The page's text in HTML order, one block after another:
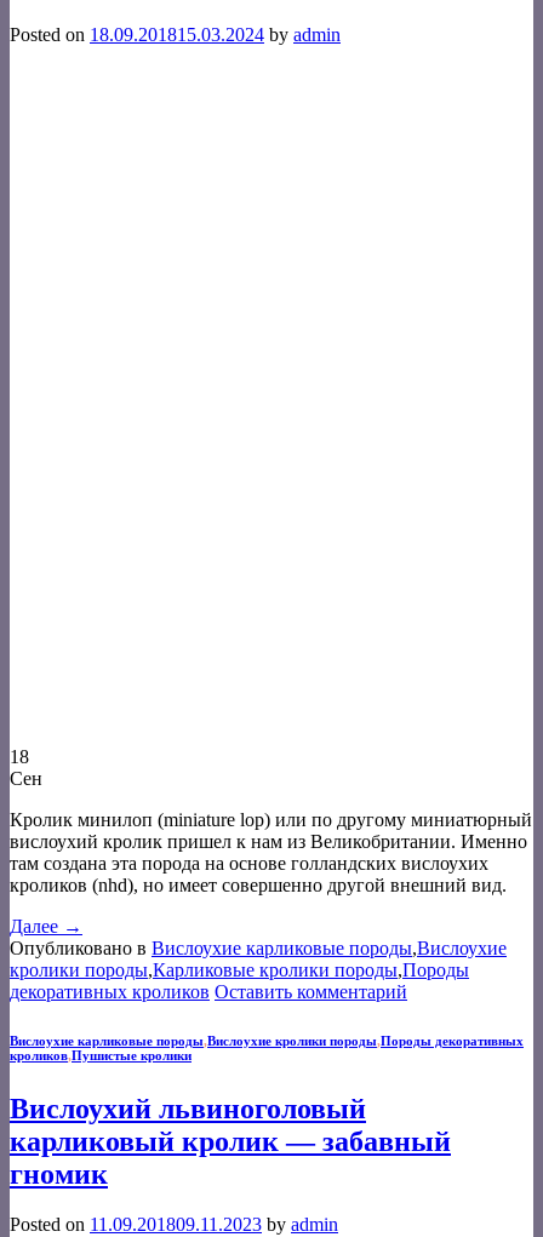
Posted on 18.09.201815.03.2024 by admin
18
Сен
Кролик минилоп (miniature lop) или по другому миниатюрный
вислоухий кролик пришел к нам из Великобритании. Именно
там создана эта порода на основе голландских вислоухих
кроликов (nhd), но имеет совершенно другой внешний вид.
Далее →
Опубликовано в Вислоухие карликовые породы,Вислоухие
кролики породы,Карликовые кролики породы,Породы
декоративных кроликов Оставить комментарий
Вислоухие карликовые породы,Вислоухие кролики породы,Породы декоративных
кроликов,Пушистые кролики
Вислоухий львиноголовый
карликовый кролик — забавный
гномик
Posted on 11.09.201809.11.2023 by admin